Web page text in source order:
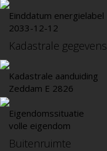
Einddatum energielabel
2033-12-12
Kadastrale gegevens
Kadastrale aanduiding
Zeddam E 2826
Eigendomssituatie
volle eigendom
Buitenruimte